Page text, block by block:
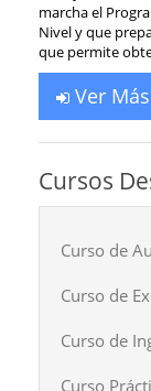
marcha el
Nivel y que
que permite
Ver
Cursos
Curso de
Curso de
Curso de
Curso